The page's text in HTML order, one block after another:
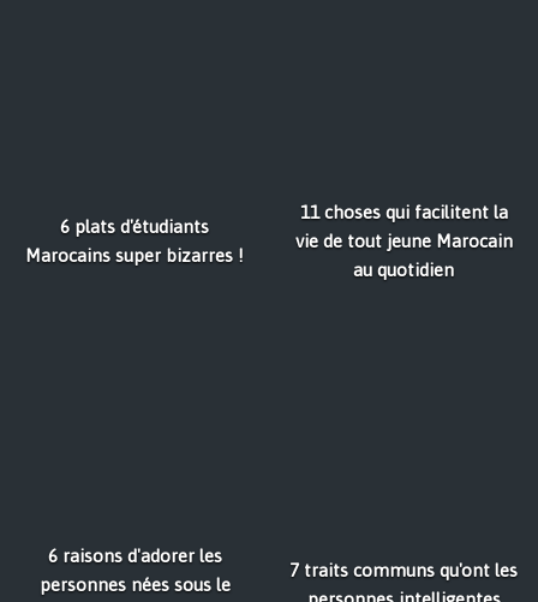
6 plats d'étudiants
Marocains super bizarres !
11 choses qui facilitent la
vie de tout jeune Marocain
au quotidien
6 raisons d'adorer les
personnes nées sous le
7 traits communs qu'ont les